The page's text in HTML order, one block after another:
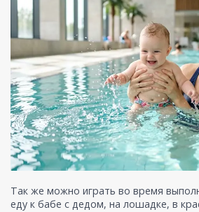
Так же можно играть во время
еду к бабе с дедом, на лошадке, в